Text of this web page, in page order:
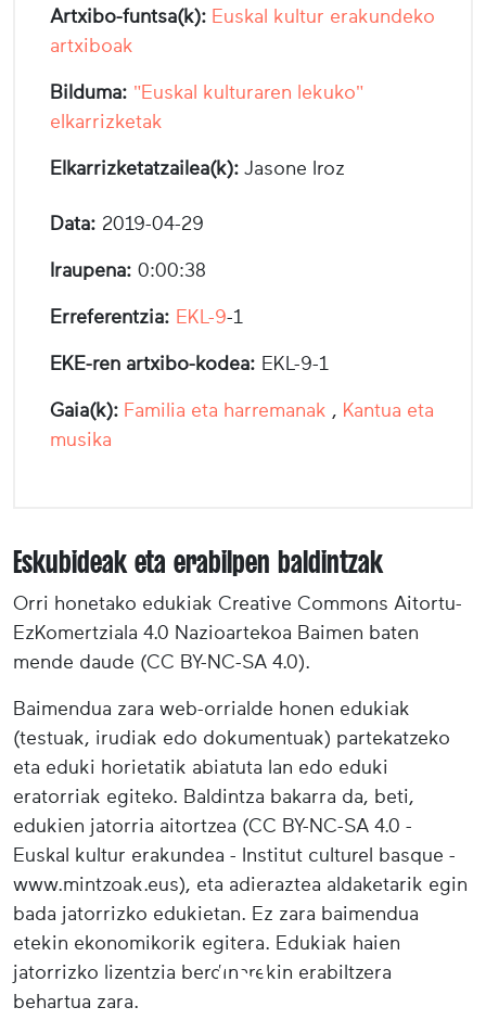
Artxibo-funtsa(k): Euskal kultur erakundeko
artxiboak
Bilduma: "Euskal kulturaren lekuko"
elkarrizketak
Elkarrizketatzailea(k): Jasone Iroz
Data: 2019-04-29
Iraupena: 0:00:38
Erreferentzia: EKL-9-1
EKE-ren artxibo-kodea: EKL-9-1
Gaia(k): Familia eta harremanak , Kantua eta
musika
Eskubideak eta erabilpen baldintzak
Orri honetako edukiak Creative Commons Aitortu-
EzKomertziala 4.0 Nazioartekoa Baimen baten
mende daude (CC BY-NC-SA 4.0).
Baimendua zara web-orrialde honen edukiak
(testuak, irudiak edo dokumentuak) partekatzeko
eta eduki horietatik abiatuta lan edo eduki
eratorriak egiteko. Baldintza bakarra da, beti,
edukien jatorria aitortzea (CC BY-NC-SA 4.0 -
Euskal kultur erakundea - Institut culturel basque -
www.mintzoak.eus), eta adieraztea aldaketarik egin
bada jatorrizko edukietan. Ez zara baimendua
etekin ekonomikorik egitera. Edukiak haien
jatorrizko lizentzia berdinarekin erabiltzera
behartua zara.